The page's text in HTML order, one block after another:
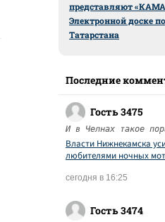
представляют
Электронной доске
Татарстана
Последние
Гость 3475
И в Челнах такое
Власти Нижнекамска
любителями ночных
сегодня в 16:25
Гость 3474